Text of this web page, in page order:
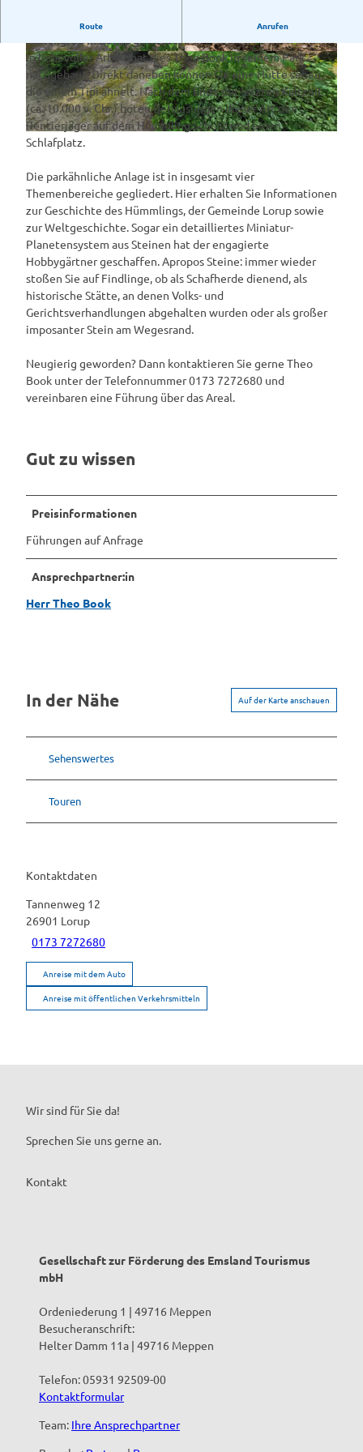
© CC-BY-SA
©CC-BY-SA © Naturpark Hümmling |CC-BY-SA
Route Anrufen
(Besichtigungen auf Anfrage)
Haben Sie schon von einem
Hünengrab in Lorup gewusst?
In liebevoller Arbeit hat dies Theo Book in seinem Park
nachgebaut. Direkt daneben können Sie eine Hütte sehen,
die einem Tipi ähnelt. Nach dem Ende der letzten Kaltzeit
(ca. 10.000 v. Chr.) boten Behausungen dieser Art den
Rentierjäger auf dem Hümmling Schutz und einen
Schlafplatz.
Die parkähnliche Anlage ist in insgesamt vier
Themenbereiche gegliedert. Hier erhalten Sie Informationen
zur Geschichte des Hümmlings, der Gemeinde Lorup sowie
zur Weltgeschichte. Sogar ein detailliertes Miniatur-
Planetensystem aus Steinen hat der engagierte
Hobbygärtner geschaffen. Apropos Steine: immer wieder
stoßen Sie auf Findlinge, ob als Schafherde dienend, als
historische Stätte, an denen Volks- und
Gerichtsverhandlungen abgehalten wurden oder als großer
imposanter Stein am Wegesrand.
Neugierig geworden? Dann kontaktieren Sie gerne Theo
Book unter der Telefonnummer 0173 7272680 und
vereinbaren eine Führung über das Areal.
Gut zu wissen
Preisinformationen
Führungen auf Anfrage
Ansprechpartner:in
Herr Theo Book
In der Nähe Auf der Karte anschauen
Sehenswertes
Touren
Kontaktdaten
Tannenweg 12
26901 Lorup
0173 7272680
Anreise mit dem Auto
Anreise mit öffentlichen Verkehrsmitteln
Wir sind für Sie da!
Sprechen Sie uns gerne an.
Kontakt
Gesellschaft zur Förderung des Emsland Tourismus
mbH
Ordeniederung 1 | 49716 Meppen
Besucheranschrift:
Helter Damm 11a | 49716 Meppen
Telefon: 05931 92509-00
Kontaktformular
Team: Ihre Ansprechpartner